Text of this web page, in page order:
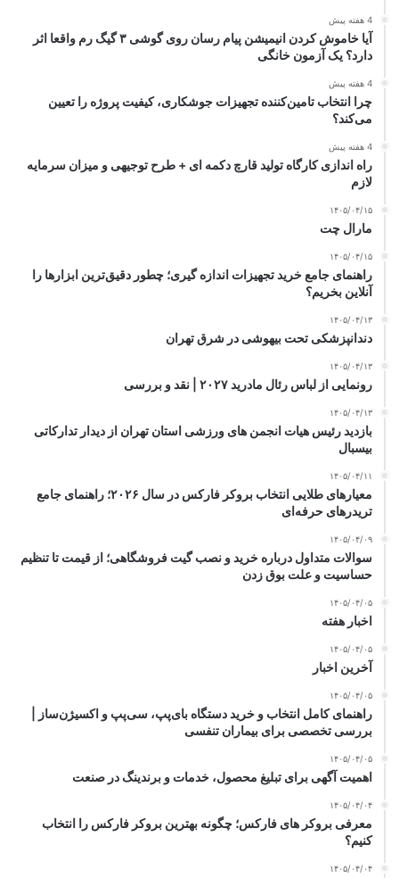
4 هفته پیش
آیا خاموش کردن انیمیشن پیام رسان روی گوشی ۳ گیگ رم واقعا اثر
دارد؟ یک آزمون خانگی
4 هفته پیش
چرا انتخاب تامین‌کننده تجهیزات جوشکاری، کیفیت پروژه را تعیین
می‌کند؟
4 هفته پیش
راه اندازی کارگاه تولید قارچ دکمه ای + طرح توجیهی و میزان سرمایه
لازم
۱۴۰۵/۰۴/۱۵
مارال چت
۱۴۰۵/۰۴/۱۵
راهنمای جامع خرید تجهیزات اندازه گیری؛ چطور دقیق‌ترین ابزارها را
آنلاین بخریم؟
۱۴۰۵/۰۴/۱۳
دندانپزشکی تحت بیهوشی در شرق تهران
۱۴۰۵/۰۴/۱۳
رونمایی از لباس رئال مادرید ۲۰۲۷ | نقد و بررسی
۱۴۰۵/۰۴/۱۳
بازدید رئیس هیات انجمن های ورزشی استان تهران از دیدار تدارکاتی
بیسبال
۱۴۰۵/۰۴/۱۱
معیارهای طلایی انتخاب بروکر فارکس در سال ۲۰۲۶؛ راهنمای جامع
تریدرهای حرفه‌ای
۱۴۰۵/۰۴/۰۹
سوالات متداول درباره خرید و نصب گیت فروشگاهی؛ از قیمت تا تنظیم
حساسیت و علت بوق زدن
۱۴۰۵/۰۴/۰۵
اخبار هفته
۱۴۰۵/۰۴/۰۵
آخرین اخبار
۱۴۰۵/۰۴/۰۵
راهنمای کامل انتخاب و خرید دستگاه بای‌پپ، سی‌پپ و اکسیژن‌ساز |
بررسی تخصصی برای بیماران تنفسی
۱۴۰۵/۰۴/۰۵
اهمیت آگهی برای تبلیغ محصول، خدمات و برندینگ در صنعت
۱۴۰۵/۰۴/۰۴
معرفی بروکر های فارکس؛ چگونه بهترین بروکر فارکس را انتخاب
کنیم؟
۱۴۰۵/۰۴/۰۴